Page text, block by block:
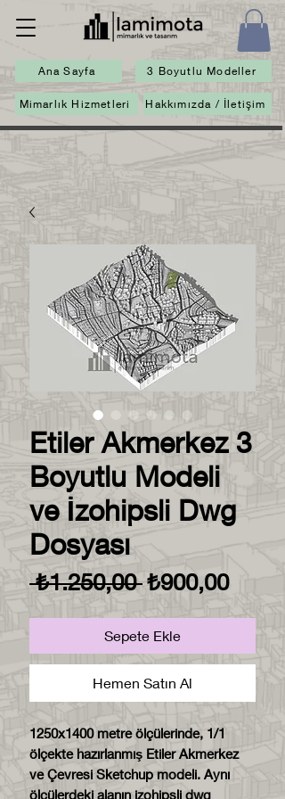
Ana Sayfa 3 Boyutlu Modeller
Mimarlık Hizmetleri Hakkımızda / İletişim
Etiler Akmerkez 3
Boyutlu Modeli
ve İzohipsli Dwg
Dosyası
₺1.250,00 Normal
Fiyat
₺900,00
Fiyat
Sepete Ekle
Hemen Satın Al
1250x1400 metre ölçülerinde, 1/1
ölçekte hazırlanmış Etiler Akmerkez
ve Çevresi Sketchup modeli. Aynı
ölçülerdeki alanın izohipsli dwg